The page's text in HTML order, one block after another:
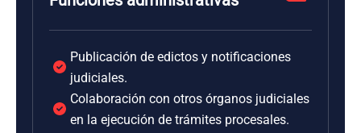
Publicación de edictos y notificaciones
judiciales.
Colaboración con otros órganos judiciales
en la ejecución de trámites procesales.